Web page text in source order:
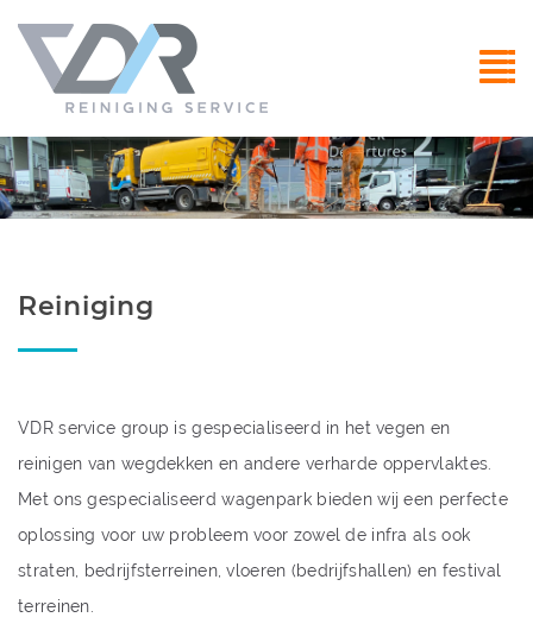
Reiniging
VDR service group is gespecialiseerd in het vegen en
reinigen van wegdekken en andere verharde oppervlaktes.
Met ons gespecialiseerd wagenpark bieden wij een perfecte
oplossing voor uw probleem voor zowel de infra als ook
straten, bedrijfsterreinen, vloeren (bedrijfshallen) en festival
terreinen.